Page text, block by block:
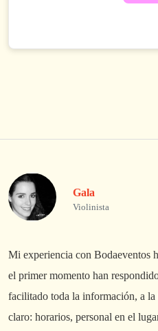
Gala
Violinista
Mi experiencia con Bodaeventos
el primer momento han
facilitado toda la información, a
claro: horarios, personal en el